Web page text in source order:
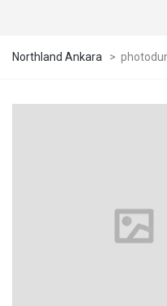
Northland Ankara >